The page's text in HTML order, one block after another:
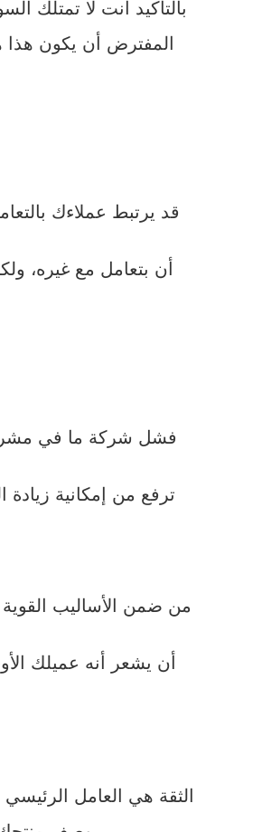
بالتأكيد أنت لا تمتلك
المفترض أن يكون هذا
قد يرتبط عملاءك
أن بتعامل مع غيره،
فشل شركة ما في
ترفع من إمكانية
من ضمن الأساليب القوية
أن يشعر أنه عميلك
الثقة هي العامل